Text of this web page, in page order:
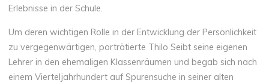
Erlebnisse in der Schule.
Um deren wichtigen Rolle in der Entwicklung der Persönlichkeit
zu vergegenwärtigen, porträtierte Thilo Seibt seine eigenen
Lehrer in den ehemaligen Klassenräumen und begab sich nach
einem Vierteljahrhundert auf Spurensuche in seiner alten